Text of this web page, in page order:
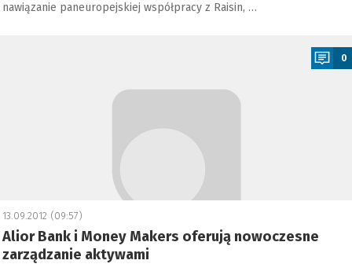
nawiązanie paneuropejskiej współpracy z Raisin, …
0
13.09.2012 (09:57)
Alior Bank i Money Makers oferują nowoczesne
zarządzanie aktywami